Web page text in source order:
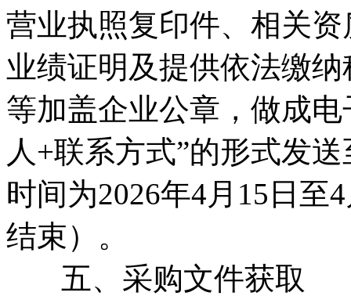
营业执照复印件、相关
业绩证明及提供依法缴
等加盖企业公章，做成
人+联系方式”的形式发
时间为2026年4月15日至
结束）。
五、采购文件获取